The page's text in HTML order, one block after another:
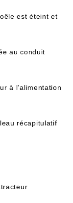
est éteint et
au conduit
à l’alimentation
récapitulatif